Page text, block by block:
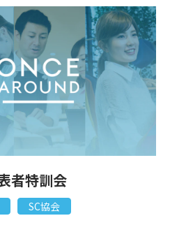
者特訓会
SC協会